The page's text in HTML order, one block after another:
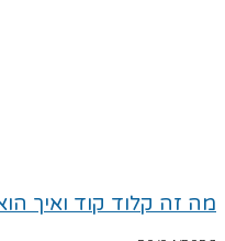
מה זה קלוד קוד ואיך